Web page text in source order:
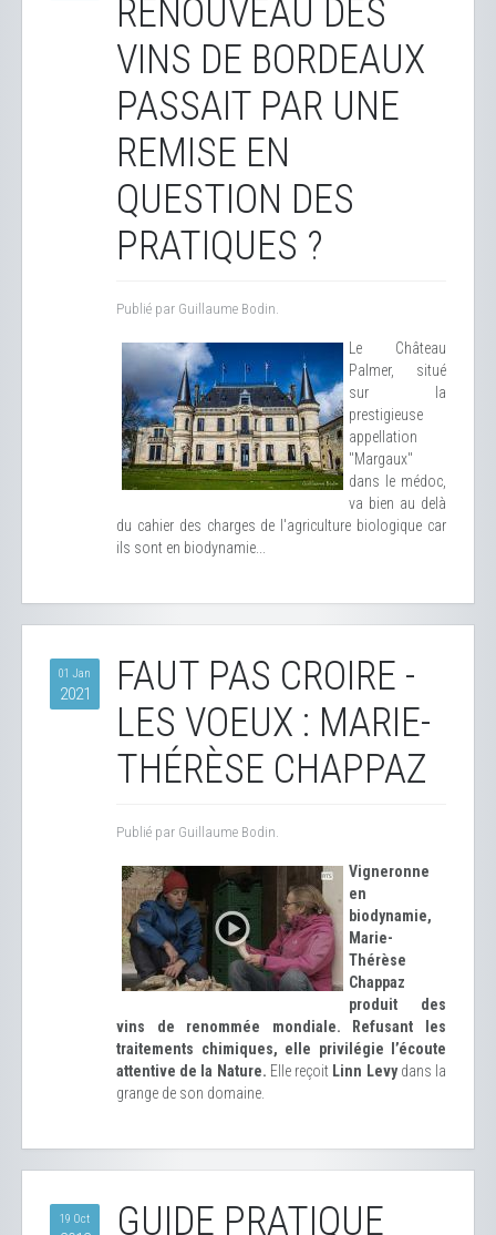
RENOUVEAU DES
VINS DE BORDEAUX
PASSAIT PAR UNE
REMISE EN
QUESTION DES
PRATIQUES ?
Publié par Guillaume Bodin.
Le Château
Palmer, situé
sur la
prestigieuse
appellation
"Margaux"
dans le médoc,
va bien au delà
du cahier des charges de l'agriculture biologique car
ils sont en biodynamie...
01 Jan
2021
FAUT PAS CROIRE -
LES VOEUX : MARIE-
THÉRÈSE CHAPPAZ
Publié par Guillaume Bodin.
Vigneronne
en
biodynamie,
Marie-
Thérèse
Chappaz
produit des
vins de renommée mondiale. Refusant les
traitements chimiques, elle privilégie l’écoute
attentive de la Nature. Elle reçoit Linn Levydans la
grange de son domaine.
19 Oct
GUIDE PRATIQUE